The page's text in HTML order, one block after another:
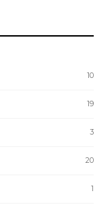
10
19
3
20
1